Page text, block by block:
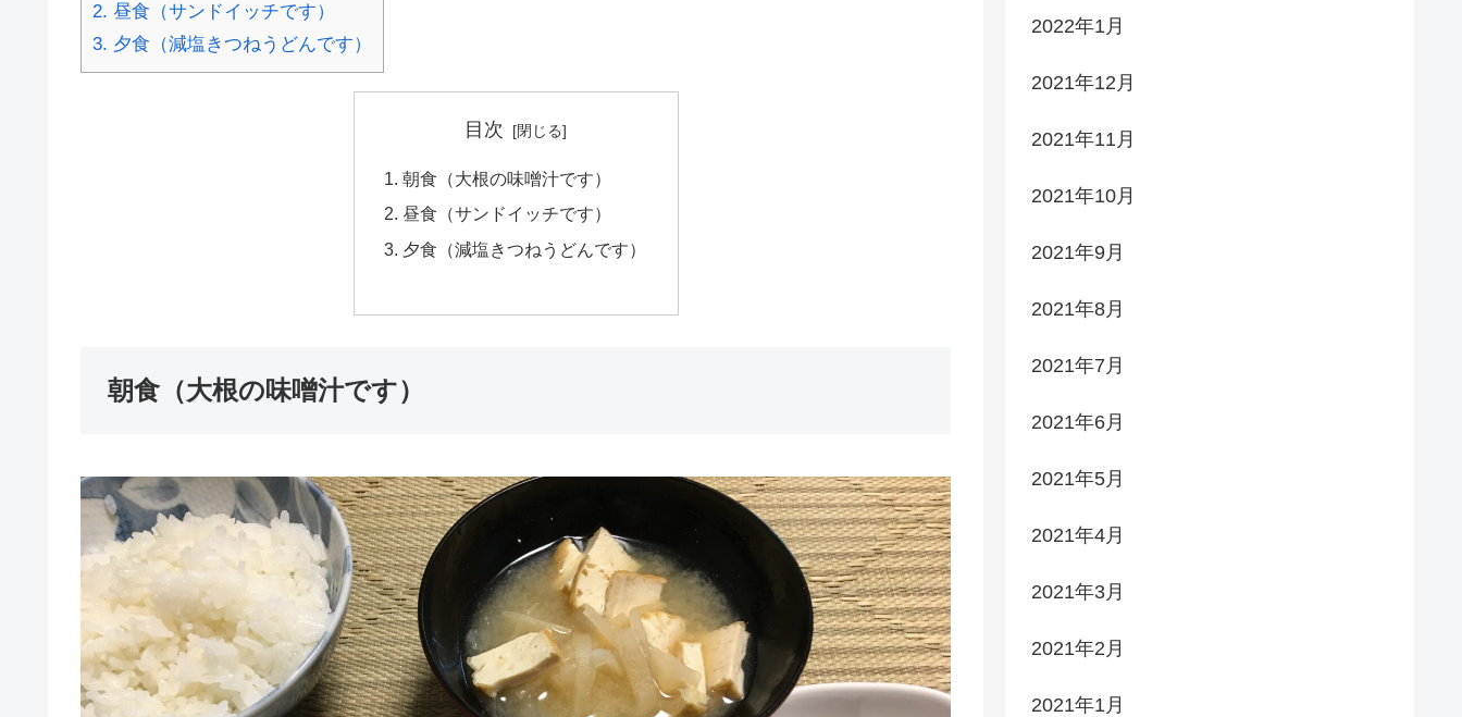
2. 昼食（サンドイッチです）
3. 夕食（減塩きつねうどんです）
目次
朝食（大根の味噌汁です）
昼食（サンドイッチです）
夕食（減塩きつねうどんです）
朝食（大根の味噌汁です）
2022年1月
2021年12月
2021年11月
2021年10月
2021年9月
2021年8月
2021年7月
2021年6月
2021年5月
2021年4月
2021年3月
2021年2月
2021年1月